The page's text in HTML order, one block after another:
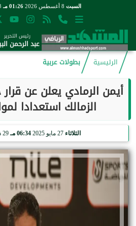
السبت 01:26 مـ
رئيس التحرير
عبد الرحمن
الرئيسية
بطولات عربية
أيمن الرمادي يعلن عن
الزمالك استعدادا
الثلاثاء 27 مايو 2025 06:34 مـ 29 ذو القعدة 1446